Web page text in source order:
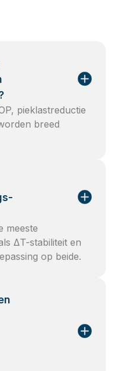
pieklastreductie
breed
meeste
ΔT-stabiliteit en
op beide.